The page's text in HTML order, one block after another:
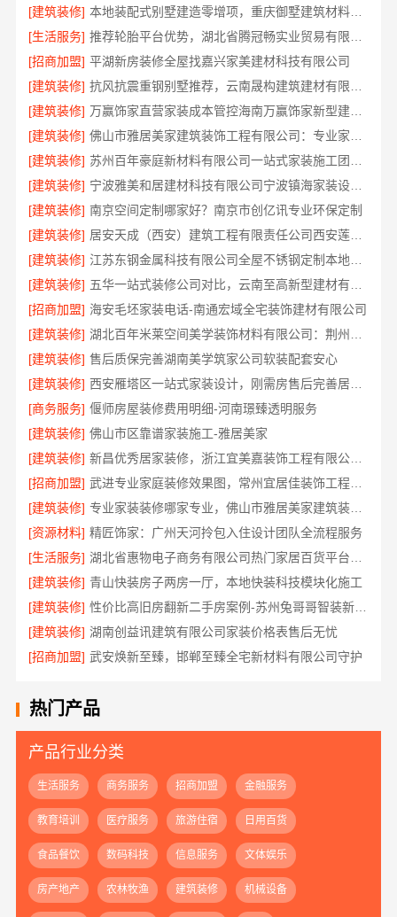
[建筑装修]
本地装配式别墅建造零增项，重庆御墅建筑材料有限公司省心建房
[生活服务]
[招商加盟] 平湖新房装修全屋找嘉兴家美建材科技有限公司
[建筑装修]
[建筑装修]
万赢饰家直营家装成本管控海南万赢饰家新型建筑材料有限公司
[建筑装修]
[建筑装修]
[建筑装修]
宁波雅美和居建材科技有限公司宁波镇海家装设计合作联系方式，欢迎来电预约
[建筑装修] 南京空间定制哪家好？南京市创亿讯专业环保定制
[建筑装修]
居安天成（西安）建筑工程有限责任公司西安莲湖区专业家装平层
[建筑装修]
[建筑装修]
[招商加盟] 海安毛坯家装电话-南通宏域全宅装饰建材有限公司
[建筑装修]
[建筑装修] 售后质保完善湖南美学筑家公司软装配套安心
[建筑装修]
[商务服务] 偃师房屋装修费用明细-河南璟臻透明服务
[建筑装修] 佛山市区靠谱家装施工-雅居美家
[建筑装修]
新昌优秀居家装修，浙江宜美嘉装饰工程有限公司匠心打造
[招商加盟]
武进专业家庭装修效果图，常州宜居佳装饰工程有限公司定制设计
[建筑装修]
专业家装装修哪家专业，佛山市雅居美家建筑装饰工程有限公司
[资源材料] 精匠饰家：广州天河拎包入住设计团队全流程服务
[生活服务]
[建筑装修] 青山快装房子两房一厅，本地快装科技模块化施工
[建筑装修]
性价比高旧房翻新二手房案例-苏州兔哥哥智装新材料有限公司真实完工展示
[建筑装修] 湖南创益讯建筑有限公司家装价格表售后无忧
[招商加盟] 武安焕新至臻，邯郸至臻全宅新材料有限公司守护
热门产品
产品行业分类
生活服务 商务服务 招商加盟 金融服务
教育培训 医疗服务 旅游住宿 日用百货
食品餐饮 数码科技 信息服务 文体娱乐
房产地产 农林牧渔 建筑装修 机械设备